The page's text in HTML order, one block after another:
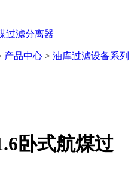
过滤分离器
产品中心 > 油库过滤设备系列
卧式航煤过